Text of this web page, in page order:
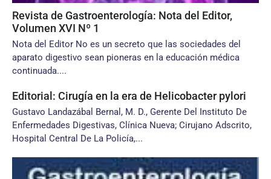
Revista de Gastroenterología: Nota del Editor,
Volumen XVI Nº 1
Nota del Editor No es un secreto que las sociedades del
aparato digestivo sean pioneras en la educación médica
continuada....
Editorial: Cirugía en la era de Helicobacter pylori
Gustavo Landazábal Bernal, M. D., Gerente Del Instituto De
Enfermedades Digestivas, Clínica Nueva; Cirujano Adscrito,
Hospital Central De La Policía,...